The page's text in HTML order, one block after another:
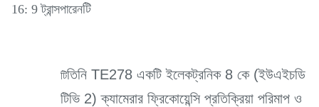
16: 9 ট্রান্সপারেনটি
টিতিনি TE278 একটি ইলেকট্রনিক 8 কে (ইউএইচডি
টিভি 2) ক্যামেরার ফ্রিকোয়েন্সি প্রতিক্রিয়া পরিমাপ ও